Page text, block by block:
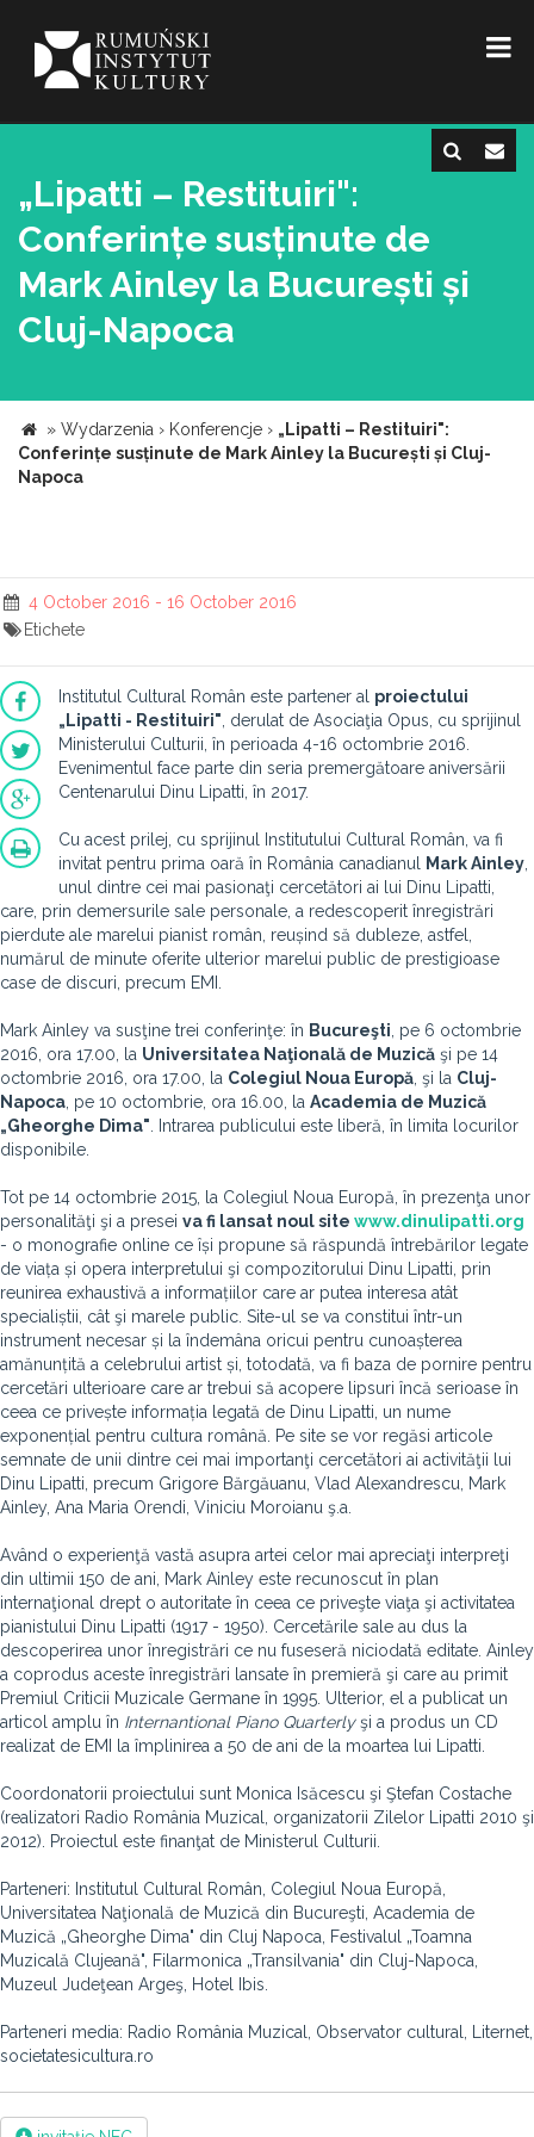
„Lipatti – Restituiri":
Conferințe susținute de
Mark Ainley la București și
Cluj-Napoca
» Wydarzenia › Konferencje › „Lipatti – Restituiri":
Conferințe susținute de Mark Ainley la București și Cluj-
Napoca
4 October 2016 - 16 October 2016
Etichete
Institutul Cultural Român este partener al proiectului
„Lipatti - Restituiri" , derulat de Asociaţia Opus, cu sprijinul
Ministerului Culturii, în perioada 4-16 octombrie 2016.
Evenimentul face parte din seria premergătoare aniversării
Centenarului Dinu Lipatti, în 2017.
Cu acest prilej, cu sprijinul Institutului Cultural Român, va fi
invitat pentru prima oară în România canadianul
Mark Ainley
unul dintre cei mai pasionaţi cercetători ai lui Dinu Lipatti,
care, prin demersurile sale personale, a redescoperit înregistrări
pierdute ale marelui pianist român, reușind să dubleze, astfel,
numărul de minute oferite ulterior marelui public de prestigioase
case de discuri, precum EMI.
Mark Ainley va susţine trei conferinţe: în Bucureşti , pe 6 octombrie
2016, ora 17.00, la Universitatea Naţională de Muzică şi pe 14
octombrie 2016, ora 17.00, la Colegiul Noua Europă , şi la Cluj-
Napoca , pe 10 octombrie, ora 16.00, la Academia de Muzică
„Gheorghe Dima" . Intrarea publicului este liberă, în limita locurilor
disponibile.
Tot pe 14 octombrie 2015, la Colegiul Noua Europă, în prezenţa unor
personalităţi şi a presei va fi lansat noul site www.dinulipatti.org
- o monografie online ce își propune să răspundă întrebărilor legate
de viața și opera interpretului şi compozitorului Dinu Lipatti, prin
reunirea exhaustivă a informațiilor care ar putea interesa atât
specialiștii, cât şi marele public. Site-ul se va constitui într-un
instrument necesar și la îndemâna oricui pentru cunoașterea
amănunțită a celebrului artist și, totodată, va fi baza de pornire pentru
cercetări ulterioare care ar trebui să acopere lipsuri încă serioase în
ceea ce privește informația legată de Dinu Lipatti, un nume
exponențial pentru cultura română. Pe site se vor regăsi articole
semnate de unii dintre cei mai importanţi cercetători ai activităţii lui
Dinu Lipatti, precum Grigore Bărgăuanu, Vlad Alexandrescu, Mark
Ainley, Ana Maria Orendi, Viniciu Moroianu ş.a.
Având o experienţă vastă asupra artei celor mai apreciaţi interpreţi
din ultimii 150 de ani, Mark Ainley este recunoscut în plan
internaţional drept o autoritate în ceea ce priveşte viaţa şi activitatea
pianistului Dinu Lipatti (1917 - 1950). Cercetările sale au dus la
descoperirea unor înregistrări ce nu fuseseră niciodată editate. Ainley
a coprodus aceste înregistrări lansate în premieră şi care au primit
Premiul Criticii Muzicale Germane în 1995. Ulterior, el a publicat un
articol amplu în Internantional Piano Quarterlyşi a produs un CD
realizat de EMI la împlinirea a 50 de ani de la moartea lui Lipatti.
Coordonatorii proiectului sunt Monica Isăcescu şi Ştefan Costache
(realizatori Radio România Muzical, organizatorii Zilelor Lipatti 2010 şi
2012). Proiectul este finanţat de Ministerul Culturii.
Parteneri: Institutul Cultural Român, Colegiul Noua Europă,
Universitatea Naţională de Muzică din Bucureşti, Academia de
Muzică „Gheorghe Dima" din Cluj Napoca, Festivalul „Toamna
Muzicală Clujeană", Filarmonica „Transilvania" din Cluj-Napoca,
Muzeul Judeţean Argeş, Hotel Ibis.
Parteneri media: Radio România Muzical, Observator cultural, Liternet,
societatesicultura.ro